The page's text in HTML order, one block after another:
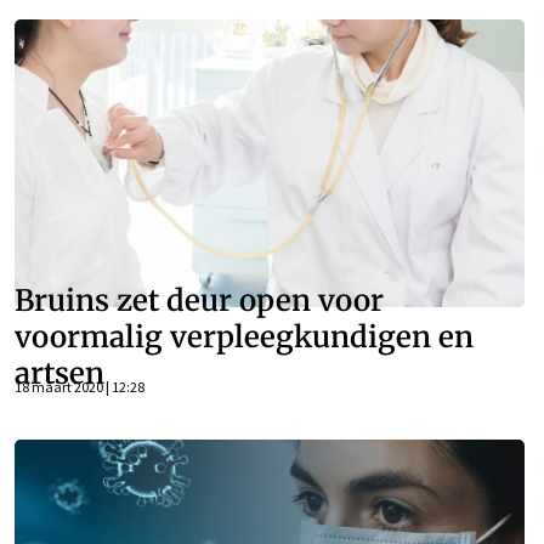
Bruins zet deur open voor
voormalig verpleegkundigen en
artsen
18 maart 2020 | 12:28